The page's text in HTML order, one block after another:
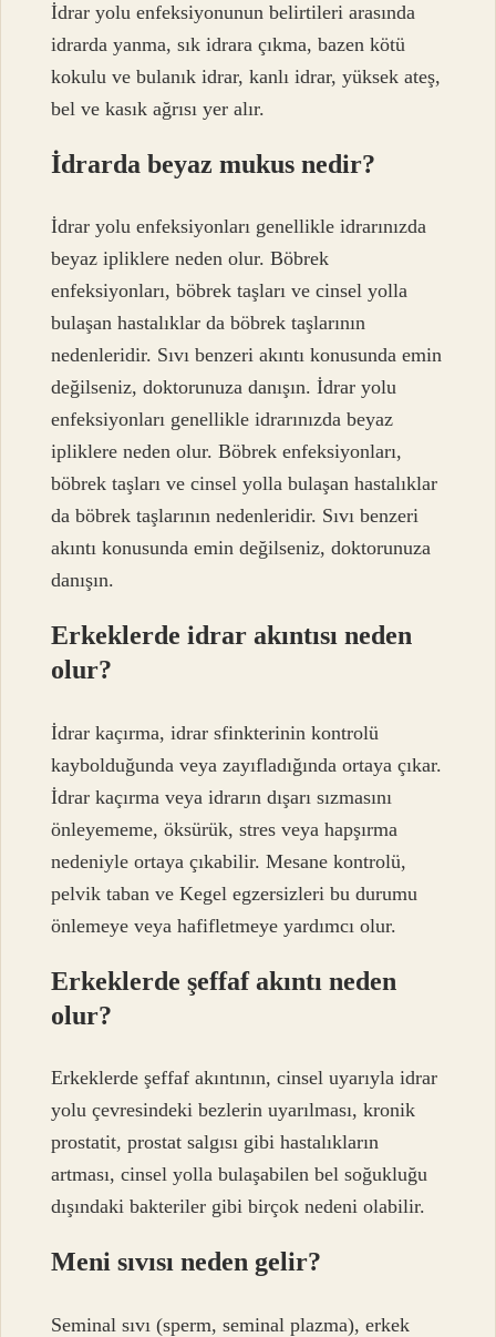
İdrar yolu enfeksiyonunun belirtileri arasında
idrarda yanma, sık idrara çıkma, bazen kötü
kokulu ve bulanık idrar, kanlı idrar, yüksek ateş,
bel ve kasık ağrısı yer alır.
İdrarda beyaz mukus nedir?
İdrar yolu enfeksiyonları genellikle idrarınızda
beyaz ipliklere neden olur. Böbrek
enfeksiyonları, böbrek taşları ve cinsel yolla
bulaşan hastalıklar da böbrek taşlarının
nedenleridir. Sıvı benzeri akıntı konusunda emin
değilseniz, doktorunuza danışın. İdrar yolu
enfeksiyonları genellikle idrarınızda beyaz
ipliklere neden olur. Böbrek enfeksiyonları,
böbrek taşları ve cinsel yolla bulaşan hastalıklar
da böbrek taşlarının nedenleridir. Sıvı benzeri
akıntı konusunda emin değilseniz, doktorunuza
danışın.
Erkeklerde idrar akıntısı neden
olur?
İdrar kaçırma, idrar sfinkterinin kontrolü
kaybolduğunda veya zayıfladığında ortaya çıkar.
İdrar kaçırma veya idrarın dışarı sızmasını
önleyememe, öksürük, stres veya hapşırma
nedeniyle ortaya çıkabilir. Mesane kontrolü,
pelvik taban ve Kegel egzersizleri bu durumu
önlemeye veya hafifletmeye yardımcı olur.
Erkeklerde şeffaf akıntı neden
olur?
Erkeklerde şeffaf akıntının, cinsel uyarıyla idrar
yolu çevresindeki bezlerin uyarılması, kronik
prostatit, prostat salgısı gibi hastalıkların
artması, cinsel yolla bulaşabilen bel soğukluğu
dışındaki bakteriler gibi birçok nedeni olabilir.
Meni sıvısı neden gelir?
Seminal sıvı (sperm, seminal plazma), erkek